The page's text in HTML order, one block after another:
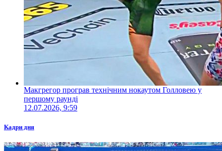
Макгрегор програв технічним нокаутом Голловею у
першому раунді
12.07.2026, 9:59
Кадри дня